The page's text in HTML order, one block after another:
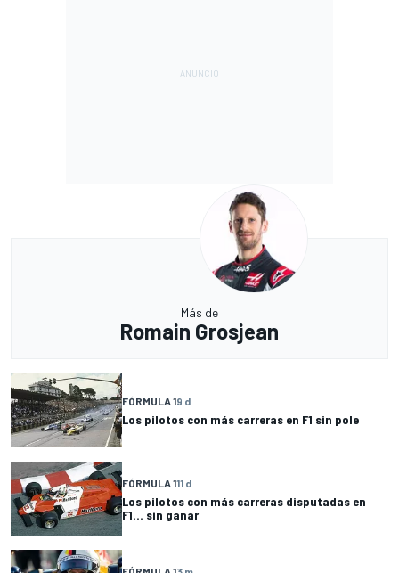
Más de
Romain Grosjean
FÓRMULA 19 d
Los pilotos con más carreras en F1 sin pole
FÓRMULA 111 d
Los pilotos con más carreras disputadas en
F1... sin ganar